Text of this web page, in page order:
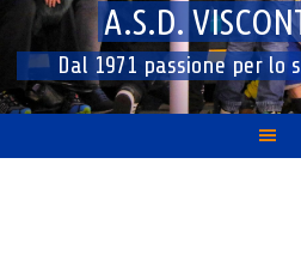
A.S.D.
Dal 1971 passione per lo